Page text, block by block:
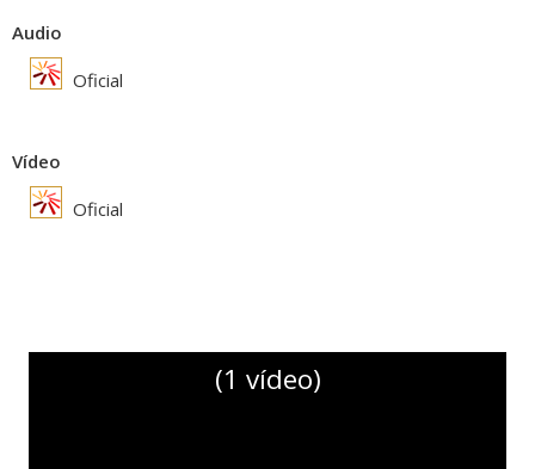
Audio
Oficial
Vídeo
Oficial
(1 vídeo)